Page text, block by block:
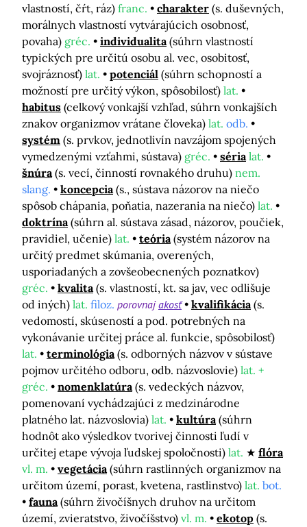
vlastností, čŕt, ráz) franc. charakter (s. duševných,
morálnych vlastností vytvárajúcich osobnosť,
povaha) gréc. individualita (súhrn vlastností
typických pre určitú osobu al. vec, osobitosť,
svojráznosť) lat. potenciál (súhrn schopností a
možností pre určitý výkon, spôsobilosť) lat.
habitus (celkový vonkajší vzhľad, súhrn vonkajších
znakov organizmov vrátane človeka) lat. odb.
systém (s. prvkov, jednotlivín navzájom spojených
vymedzenými vzťahmi, sústava) gréc. séria lat.
šnúra (s. vecí, činností rovnakého druhu) nem.
slang.
koncepcia (s., sústava názorov na niečo
spôsob chápania, poňatia, nazerania na niečo) lat.
doktrína (súhrn al. sústava zásad, názorov, poučiek,
pravidiel, učenie) lat. teória (systém názorov na
určitý predmet skúmania, overených,
usporiadaných a zovšeobecnených poznatkov)
gréc.
kvalita (s. vlastností, kt. sa jav, vec odlišuje
od iných) lat. filoz. porovnajakosť kvalifikácia (s.
vedomostí, skúseností a pod. potrebných na
vykonávanie určitej práce al. funkcie, spôsobilosť)
lat.
terminológia (s. odborných názvov v sústave
pojmov určitého odboru, odb. názvoslovie) lat. +
gréc.
nomenklatúra (s. vedeckých názvov,
pomenovaní vychádzajúci z medzinárodne
platného lat. názvoslovia) lat. kultúra (súhrn
hodnôt ako výsledkov tvorivej činnosti ľudí v
určitej etape vývoja ľudskej spoločnosti) lat.
flóra
vl. m.
vegetácia (súhrn rastlinných organizmov na
určitom území, porast, kvetena, rastlinstvo) lat. bot.
fauna (súhrn živočíšnych druhov na určitom
území, zvieratstvo, živočíšstvo) vl. m. ekotop (s.